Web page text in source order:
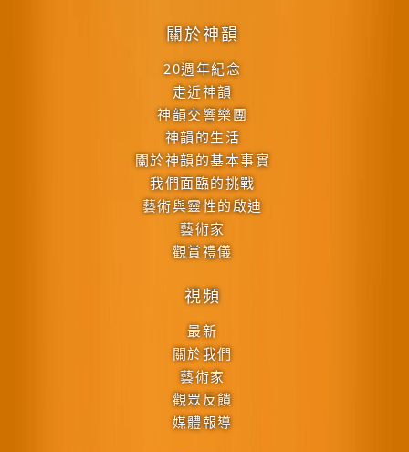
關於神韻
20週年紀念
走近神韻
神韻交響樂團
神韻的生活
關於神韻的基本事實
我們面臨的挑戰
藝術與靈性的啟迪
藝術家
觀賞禮儀
視頻
最新
關於我們
藝術家
觀眾反饋
媒體報導